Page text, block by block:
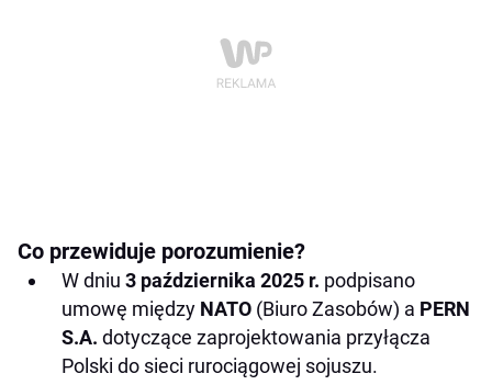
Co przewiduje porozumienie?
W dniu 3 października 2025 r. podpisano
umowę między NATO (Biuro Zasobów) a PERN
S.A. dotyczące zaprojektowania przyłącza
Polski do sieci rurociągowej sojuszu.